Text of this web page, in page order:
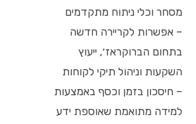
מסחר וכלי ניתוח מתקדמים
– אפשרות לקריירה חדשה
בתחום הברוקראז׳, ייעוץ
השקעות וניהול תיקי לקוחות
– חיסכון בזמן וכסף באמצעות
למידה מתואמת שאוספת ידע